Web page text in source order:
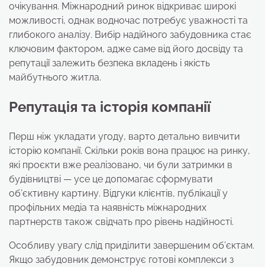
очікування. Міжнародний ринок відкриває широкі
можливості, однак водночас потребує уважності та
глибокого аналізу. Вибір надійного забудовника стає
ключовим фактором, адже саме від його досвіду та
репутації залежить безпека вкладень і якість
майбутнього житла.
Репутація та історія компанії
Перш ніж укладати угоду, варто детально вивчити
історію компанії. Скільки років вона працює на ринку,
які проєкти вже реалізовано, чи були затримки в
будівництві — усе це допомагає сформувати
об’єктивну картину. Відгуки клієнтів, публікації у
профільних медіа та наявність міжнародних
партнерств також свідчать про рівень надійності.
Особливу увагу слід приділити завершеним об’єктам.
Якщо забудовник демонструє готові комплекси з